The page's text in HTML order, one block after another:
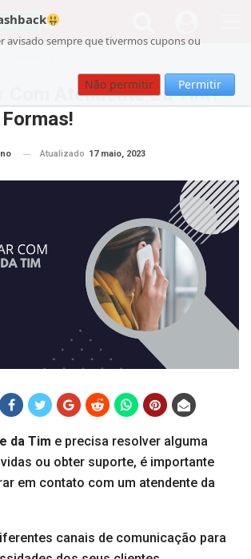
avisado sempre que tivermos cupons ou
Não permitir Permitir
Com Atendente Da Tim?
Atualizado 17 maio, 2023
da Tim e precisa resolver alguma
ou obter suporte, é importante
em contato com um atendente da
canais de comunicação para